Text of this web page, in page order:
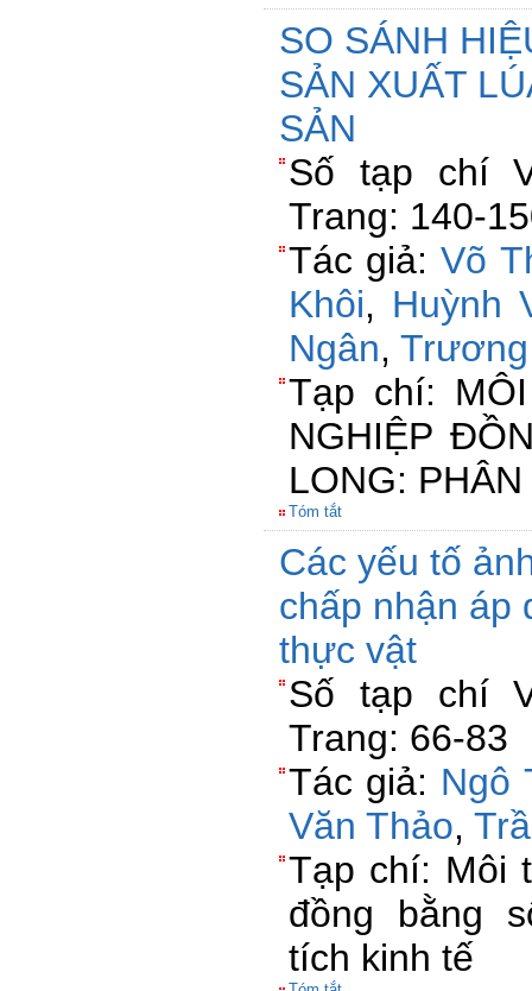
SO SÁNH
SẢN XUẤT
SẢN
Số tạp chí
Trang: 140-
Tác giả:Võ
Khôi, Huỳnh
Ngân,
Tạp chí:
NGHIỆP
LONG:
Tóm tắt
Các yếu tố
chấp nhận áp
thực vật
Số tạp chí
Trang: 66-83
Tác giả: Ngô
Văn Thảo,
Tạp chí: Môi
đồng bằng
tích kinh tế